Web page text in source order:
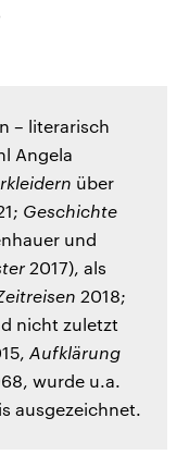
– literarisch
Angela
über
Geschichte
und
2017), als
2018;
nicht zuletzt
Aufklärung
wurde u.a.
ausgezeichnet.